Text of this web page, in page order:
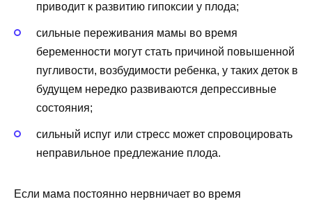
приводит к развитию гипоксии у плода;
сильные переживания мамы во время
беременности могут стать причиной повышенной
пугливости, возбудимости ребенка, у таких деток в
будущем нередко развиваются депрессивные
состояния;
сильный испуг или стресс может спровоцировать
неправильное предлежание плода.
Если мама постоянно нервничает во время